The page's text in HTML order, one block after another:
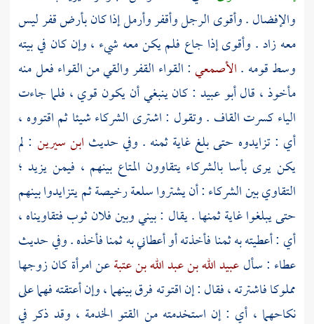
والإفضال . وأقوى الرجل وأقفر وأرمل إذا كان بأرض قفر ليس
معه زاد . وأقوى إذا جاع فلم يكن معه شيء ، وإن كان في بيته
وسط قومه .الأصمعي: القواء القفر والقي من القواء فعل منه
مأخوذ ، قالأبو عبيد : كان ينبغي أن يكون قوي ، فلما جاءت
الياء كسرت القاف . وتقول : اشترى الشركاء شيئا ثم اقتووه ،
أي : تزايدوه حتى بلغ غاية ثمنه . وفي حديث ابن سيرين : لم
يكن يرى بأسا بالشركاء يتقاوون المتاع بينهم ، فيمن يزيد ؛
التقاوي بين الشركاء : أن يشتروا سلعة رخيصة ثم يتزايدوا بينهم
حتى يبلغوا غاية ثمنها . يقال : بيني وبين فلان ثوب فتقاويناه ،
أي : أعطيته به ثمنا فأخذته أو أعطاني به ثمنا فأخذه . وفي حديث
عطاء : سألعبيد الله بن عبد الله بن عتبةعن امرأة كان زوجها
مملوكا فاشترته ، فقال : إن اقتوته فرق بينهما ، وإن أعتقته فهما على
نكاحهما ، أي : إن استخدمته من القتو الخدمة ، وقد ذكر في